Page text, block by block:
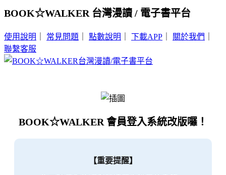
BOOK☆WALKER 台灣漫讀 / 電子書平台
使用說明 常見問題 點數說明 下載APP 關於我們
聯繫客服
BOOK☆WALKER 會員登入系統改版囉！
【重要提醒】